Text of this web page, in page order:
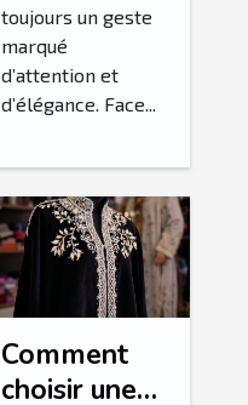
toujours un geste
marqué
d’attention et
d’élégance. Face...
Comment
choisir une